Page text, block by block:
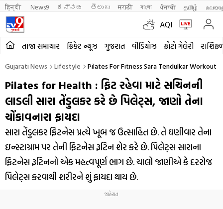
हिन्दी News9 ಕನ್ನಡ తెలుగు मराठी বাংলা ਪੰਜਾਬੀ தமிழ்
AQI
તાજા સમાચાર ક્રિકેટ ન્યૂઝ ગુજરાત વીડિયોઝ ફોટો ગેલેરી
Gujarati News Lifestyle Pilates For Fitness Sara Tendulkar Workout
Pilates for Health : ફિટ રહેવા માટે સચિનની
લાડલી સારા તેંડુલકર કરે છે પિલેટ્સ, જાણો તેના
ચોંકાવનારા ફાયદા
સારા તેંડુલકર ફિટનેસ પ્રત્યે ખૂબ જ ઉત્સાહિત છે. તે ઘણીવાર તેના
ઇન્સ્ટાગ્રામ પર તેની ફિટનેસ રૂટિન શેર કરે છે. પિલેટ્સ સારાના
ફિટનેસ રૂટિનનો એક મહત્વપૂર્ણ ભાગ છે. ચાલો જાણીએ કે દરરોજ
પિલેટ્સ કરવાથી શરીરને શું ફાયદા થાય છે.